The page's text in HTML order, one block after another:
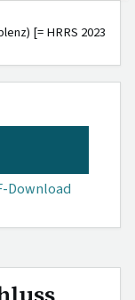
[= HRRS 2023
Download